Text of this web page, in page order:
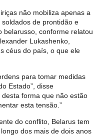
não mobiliza apenas a
de prontidão e
belarusso, conforme relatou
Lukashenko,
céus do país, o que ele
para tomar medidas
Estado”, disse
forma que não estão
esta tensão.”
do conflito, Belarus tem
dos mais de dois anos